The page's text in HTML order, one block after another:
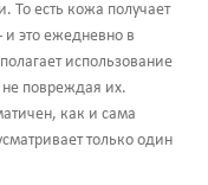
То есть кожа получает
и это ежедневно в
использование
повреждая их.
как и сама
только один